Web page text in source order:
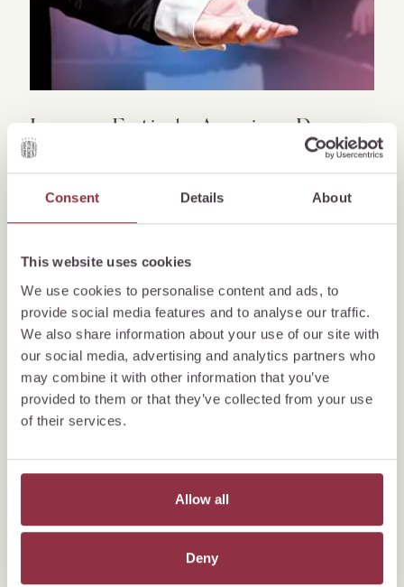
Consent Details About
This website uses cookies
We use cookies to personalise content and ads, to
provide social media features and to analyse our traffic.
We also share information about your use of our site with
our social media, advertising and analytics partners who
may combine it with other information that you’ve
provided to them or that they’ve collected from your use
of their services.
Allow all
Deny
Lucerne Festival - American Dreams
Cinq semaines de musique classique au cœur de la
Suisse.
Discover more
Be